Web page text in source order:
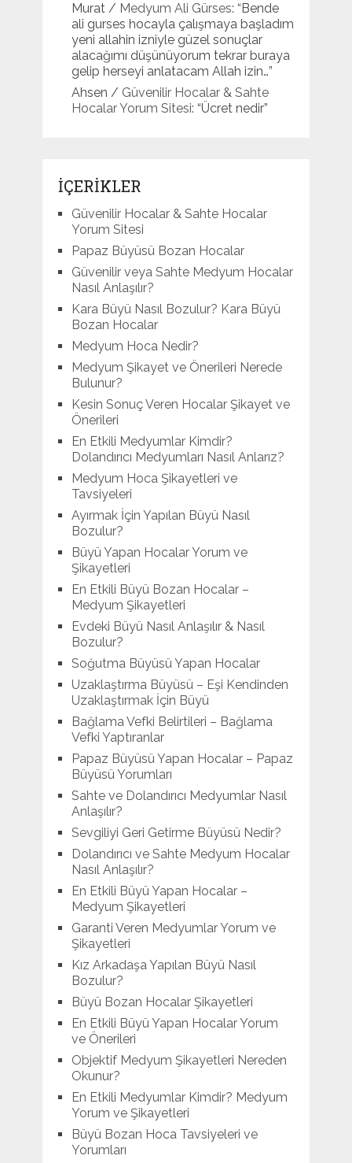
Murat/ Medyum Ali Gürses: “ Bende
ali gurses hocayla çalışmaya başladım
yeni allahin izniyle güzel sonuçlar
alacağımı düşünüyorum tekrar buraya
gelip herseyi anlatacam Allah izin…”
Ahsen / Güvenilir Hocalar & Sahte
Hocalar Yorum Sitesi: “Ücret nedir”
İÇERİKLER
Güvenilir Hocalar & Sahte Hocalar
Yorum Sitesi
Papaz Büyüsü Bozan Hocalar
Güvenilir veya Sahte Medyum Hocalar
Nasıl Anlaşılır?
Kara Büyü Nasıl Bozulur? Kara Büyü
Bozan Hocalar
Medyum Hoca Nedir?
Medyum Şikayet ve Önerileri Nerede
Bulunur?
Kesin Sonuç Veren Hocalar Şikayet ve
Önerileri
En Etkili Medyumlar Kimdir?
Dolandırıcı Medyumları Nasıl Anlarız?
Medyum Hoca Şikayetleri ve
Tavsiyeleri
Ayırmak İçin Yapılan Büyü Nasıl
Bozulur?
Büyü Yapan Hocalar Yorum ve
Şikayetleri
En Etkili Büyü Bozan Hocalar –
Medyum Şikayetleri
Evdeki Büyü Nasıl Anlaşılır & Nasıl
Bozulur?
Soğutma Büyüsü Yapan Hocalar
Uzaklaştırma Büyüsü – Eşi Kendinden
Uzaklaştırmak İçin Büyü
Bağlama Vefki Belirtileri – Bağlama
Vefki Yaptıranlar
Papaz Büyüsü Yapan Hocalar – Papaz
Büyüsü Yorumları
Sahte ve Dolandırıcı Medyumlar Nasıl
Anlaşılır?
Sevgiliyi Geri Getirme Büyüsü Nedir?
Dolandırıcı ve Sahte Medyum Hocalar
Nasıl Anlaşılır?
En Etkili Büyü Yapan Hocalar –
Medyum Şikayetleri
Garanti Veren Medyumlar Yorum ve
Şikayetleri
Kız Arkadaşa Yapılan Büyü Nasıl
Bozulur?
Büyü Bozan Hocalar Şikayetleri
En Etkili Büyü Yapan Hocalar Yorum
ve Önerileri
Objektif Medyum Şikayetleri Nereden
Okunur?
En Etkili Medyumlar Kimdir? Medyum
Yorum ve Şikayetleri
Büyü Bozan Hoca Tavsiyeleri ve
Yorumları